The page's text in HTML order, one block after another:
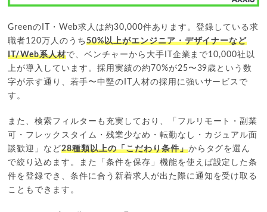
GreenのIT・Web求人は約30,000件あります。登録している求
職者120万人のうち50%以上がエンジニア・デザイナーなど
IT/Web系人材で、ベンチャーから大手IT企業まで10,000社以
上が導入しています。採用実績の約70%が25〜39歳という数
字が示す通り、若手〜中堅のIT人材の採用に強いサービスで
す。
また、検索フィルターも充実しており、「フルリモート・副業
可・フレックスタイム・残業少なめ・転勤なし・カジュアル面
談歓迎」など28種類以上の「こだわり条件」からタグを選ん
で絞り込めます。また「条件を保存」機能を使えば設定した条
件を登録でき、条件に合う新着求人が出た際に通知を受け取る
こともできます。